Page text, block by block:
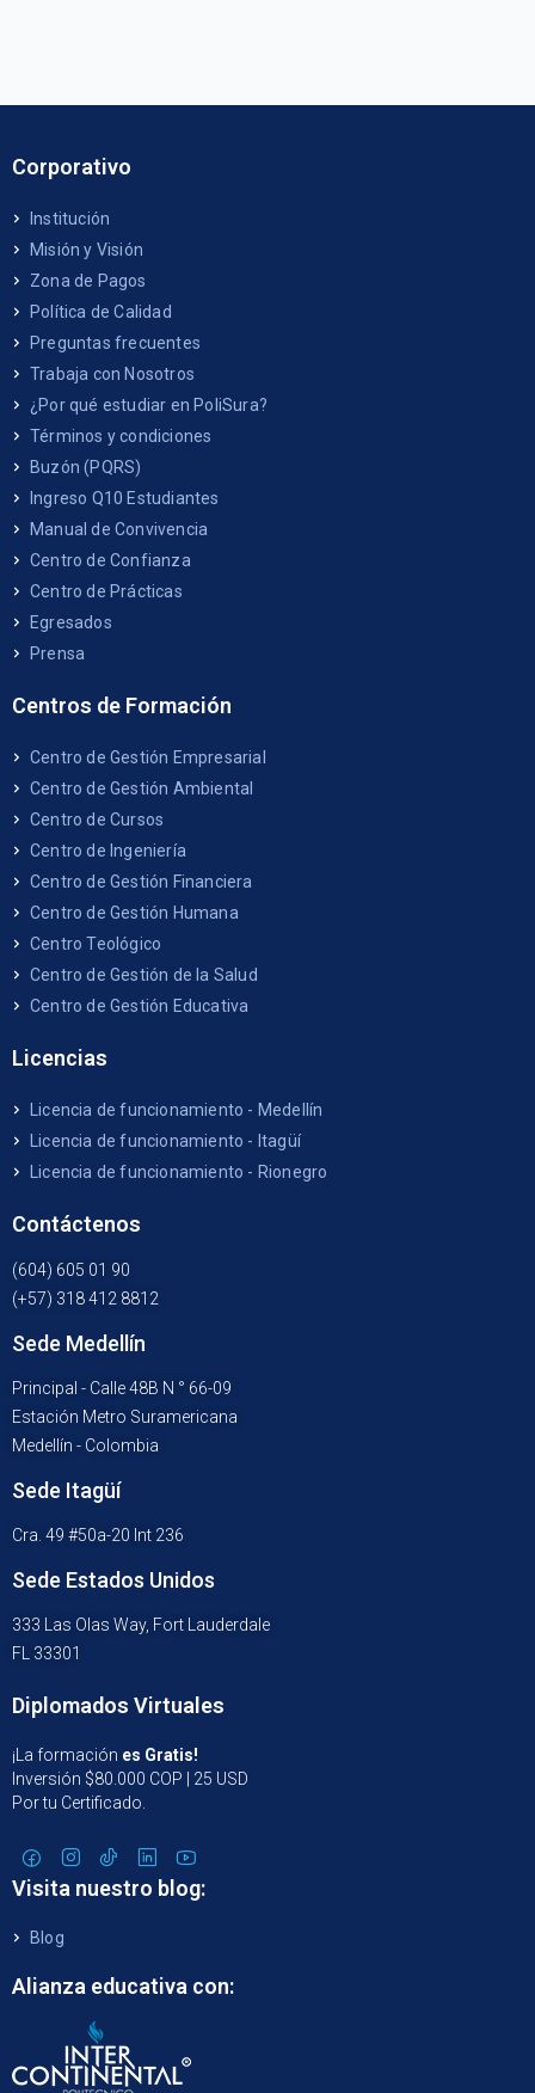
Corporativo
Institución
Misión y Visión
Zona de Pagos
Política de Calidad
Preguntas frecuentes
Trabaja con Nosotros
¿Por qué estudiar en PoliSura?
Términos y condiciones
Buzón (PQRS)
Ingreso Q10 Estudiantes
Manual de Convivencia
Centro de Confianza
Centro de Prácticas
Egresados
Prensa
Centros de Formación
Centro de Gestión Empresarial
Centro de Gestión Ambiental
Centro de Cursos
Centro de Ingeniería
Centro de Gestión Financiera
Centro de Gestión Humana
Centro Teológico
Centro de Gestión de la Salud
Centro de Gestión Educativa
Licencias
Licencia de funcionamiento - Medellín
Licencia de funcionamiento - Itagüí
Licencia de funcionamiento - Rionegro
Contáctenos
(604) 605 01 90
(+57) 318 412 8812
Sede Medellín
Principal - Calle 48B N ° 66-09
Estación Metro Suramericana
Medellín - Colombia
Sede Itagüí
Cra. 49 #50a-20 Int 236
Sede Estados Unidos
333 Las Olas Way, Fort Lauderdale
FL 33301
Diplomados Virtuales
¡La formación es Gratis!
Inversión $80.000 COP | 25 USD
Por tu Certificado.
Visita nuestro blog:
Blog
Alianza educativa con: